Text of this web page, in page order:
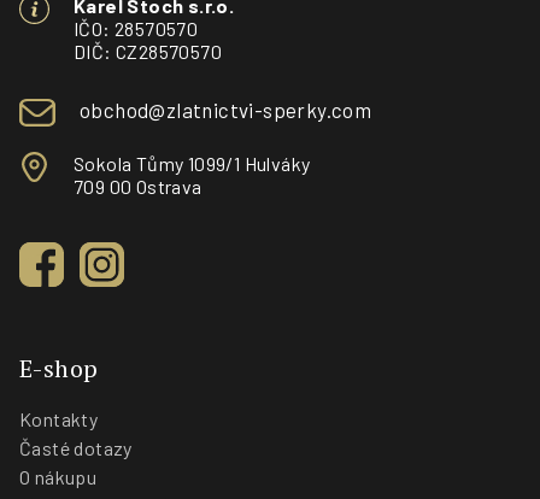
Karel Stoch s.r.o.
IČO: 28570570
DIČ: CZ28570570
obchod@zlatnictvi-sperky.com
Sokola Tůmy 1099/1 Hulváky
709 00 Ostrava
E-shop
Kontakty
Časté dotazy
O nákupu